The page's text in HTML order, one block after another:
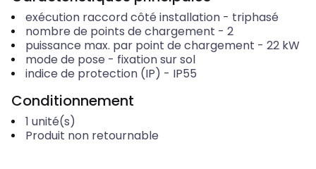
exécution raccord côté installation- triphasé
nombre de points de chargement - 2
puissance max. par point de chargement - 22 kW
mode de pose - fixation sur sol
indice de protection (IP) - IP55
Conditionnement
1 unité(s)
Produit non retournable